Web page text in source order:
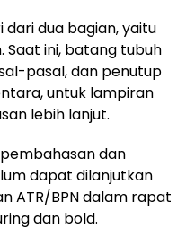
dua bagian, yaitu
ini, batang tubuh
pasal, dan penutup
untuk lampiran
lebih lanjut.
dan
dapat dilanjutkan
ATR/BPN dalam rapat
dan bold.